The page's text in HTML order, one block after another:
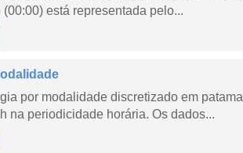
está representada pelo...
por modalidade discretizado em
na periodicidade horária. Os dados...